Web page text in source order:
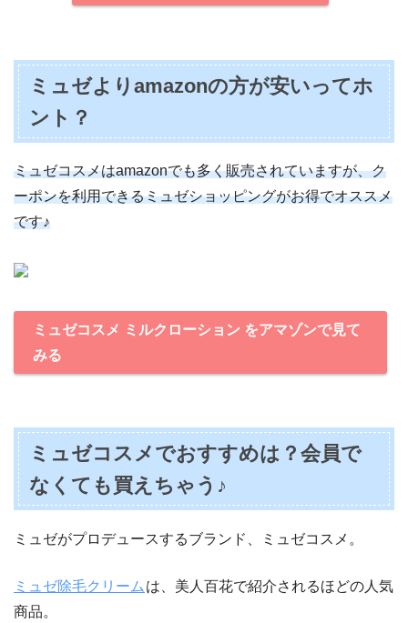
ミュゼよりamazonの方が安いってホ
ント？
ミュゼコスメはamazonでも多く販売されていますが、ク
ーポンを利用できるミュゼショッピングがお得でオススメ
です♪
ミュゼコスメ ミルクローション をアマゾンで見て
みる
ミュゼコスメでおすすめは？会員で
なくても買えちゃう♪
ミュゼがプロデュースするブランド、ミュゼコスメ。
ミュゼ除毛クリーム は、美人百花で紹介されるほどの人気
商品。